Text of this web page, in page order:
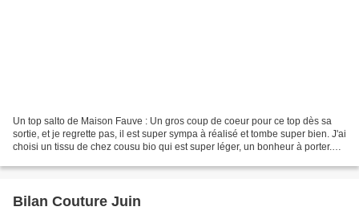
Un top salto de Maison Fauve : Un gros coup de coeur pour ce top dès sa
sortie, et je regrette pas, il est super sympa à réalisé et tombe super bien. J'ai
choisi un tissu de chez cousu bio qui est super léger, un bonheur à porter.
Bilan Couture Juin